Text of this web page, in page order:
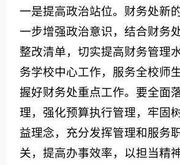
一是提高政治站位。财务处新
一步增强政治意识，结合财务
整改清单，切实提高财务管理
务学校中心工作，服务全校师
握好财务处重点工作。要全面
理，强化预算执行管理，牢固
益理念，充分发挥管理和服务
关，提高办事效率，以担当精